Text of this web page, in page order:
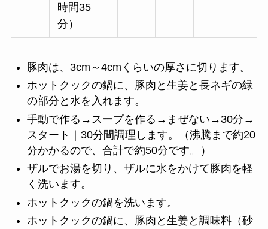
時間35
分）
豚肉は、3cm～4cmくらいの厚さに切ります。
ホットクックの鍋に、豚肉と生姜と長ネギの緑
の部分と水を入れます。
手動で作る→スープを作る→まぜない→30分→
スタート｜30分間調理します。（沸騰まで約20
分かかるので、合計で約50分です。）
ザルでお湯を切り、ザルに水をかけて豚肉を軽
く洗います。
ホットクックの鍋を洗います。
ホットクックの鍋に、豚肉と生姜と調味料（砂